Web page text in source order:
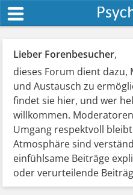
Lieber Forenbesucher,
dieses Forum dient
und Austausch zu
findet sie hier, und wer
willkommen.
Umgang respektvoll
Atmosphäre sind
einfühlsame Beiträge
oder verurteilende